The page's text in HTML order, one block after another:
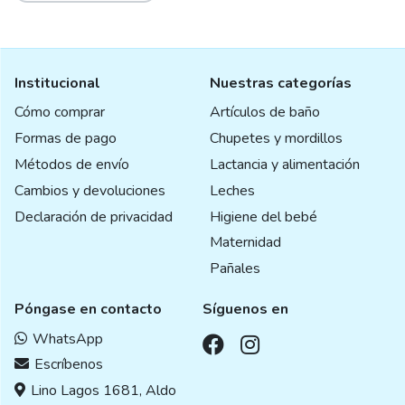
Institucional
Cómo comprar
Formas de pago
Métodos de envío
Cambios y devoluciones
Declaración de privacidad
Nuestras categorías
Artículos de baño
Chupetes y mordillos
Lactancia y alimentación
Leches
Higiene del bebé
Maternidad
Pañales
Póngase en contacto
WhatsApp
Escríbenos
Lino Lagos 1681, Aldo
Síguenos en